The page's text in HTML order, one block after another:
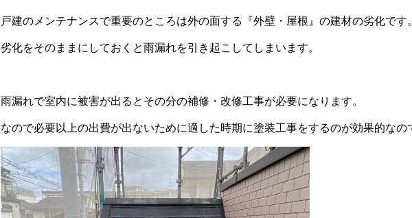
戸建のメンテナンスで重要のところは外の面する『外壁・屋根』の建材の劣化です
劣化をそのままにしておくと雨漏れを引き起こしてしまいます。
雨漏れで室内に被害が出るとその分の補修・改修工事が必要になります。
なので必要以上の出費が出ないために適した時期に塗装工事をするのが効果的なの